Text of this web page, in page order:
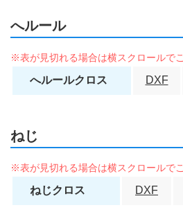
へルール
へルールクロス DXF
ねじ
ねじクロス DXF